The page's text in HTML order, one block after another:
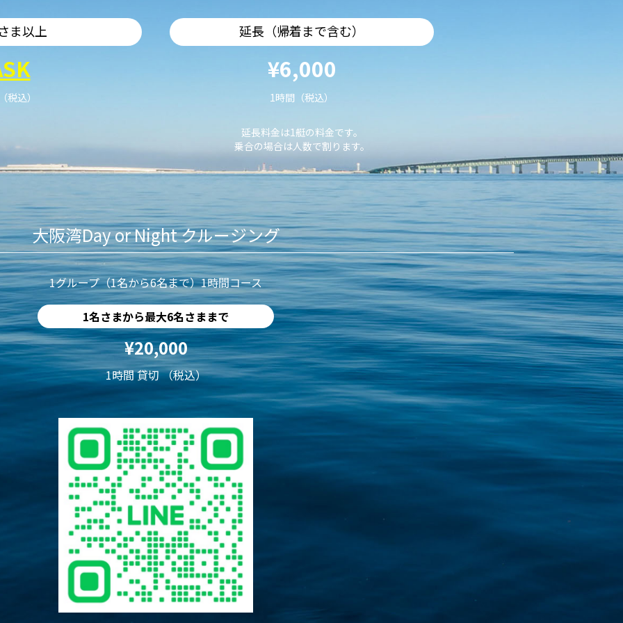
ま以上
税込）
延長（帰着まで含む）
¥6,000
1時間（税込）
延長料金は1艇の料金です。
乗合の場合は人数で割ります。
大阪湾Day or Night クルージング
1グループ（1名から6名まで）1時間コース
1名さまから最大6名さままで
¥20,000
1時間 貸切 （税込）